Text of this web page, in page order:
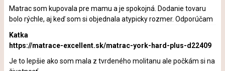
Matrac som kupovala pre mamu a je spokojná. Dodanie tovaru
bolo rýchle, aj keď som si objednala atypicky rozmer. Odporúčam
Katka
https://matrace-excellent.sk/matrac-york-hard-plus-d22409
Je to lepšie ako som mala z tvrdeného molitanu ale počkám si na